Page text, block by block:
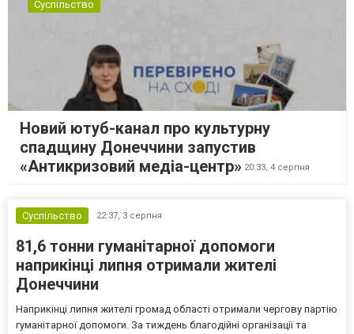
Суспільство
Новий ютуб-канал про культурну
спадщину Донеччини запустив
«Антикризовий медіа-центр» 20:33, 4 серпня
Суспільство 22:37, 3 серпня
81,6 тонни гуманітарної допомоги
наприкінці липня отримали жителі
Донеччини
Наприкінці липня жителі громад області отримали чергову партію
гуманітарної допомоги. За тиждень благодійні організації та